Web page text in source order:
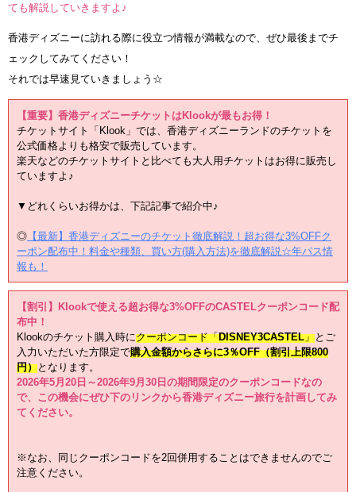
ても解説していきますよ♪
香港ディズニーに訪れる際に役立つ情報が満載なので、ぜひ最後までチ
ェックしてみてください！
それでは早速見ていきましょう☆
【重要】香港ディズニーチケットはKlookが最もお得！
チケットサイト「Klook」では、香港ディズニーランドのチケットを
公式価格よりも格安で販売しています。
楽天などのチケットサイトと比べても大人用チケットはお得に販売し
ていますよ♪
▼どれくらいお得かは、下記記事で紹介中♪
◎ 【最新】香港ディズニーのチケット徹底解説！超お得な3%OFFク
ーポン配布中！料金や種類、買い方(購入方法)を徹底解説☆年パス情
報も！
【割引】Klookで使える超お得な3%OFFのCASTELクーポンコード配
布中！
Klookのチケット購入時にクーポンコード「DISNEY3CASTEL」とご
入力いただいた方限定で購入金額からさらに3％OFF（割引上限800
円）となります。
2026年5月20日～2026年9月30日の期間限定のクーポンコードなの
で、この機会にぜひ下のリンクから香港ディズニー旅行を計画してみ
てください。
※なお、同じクーポンコードを2回併用することはできませんのでご
注意ください。